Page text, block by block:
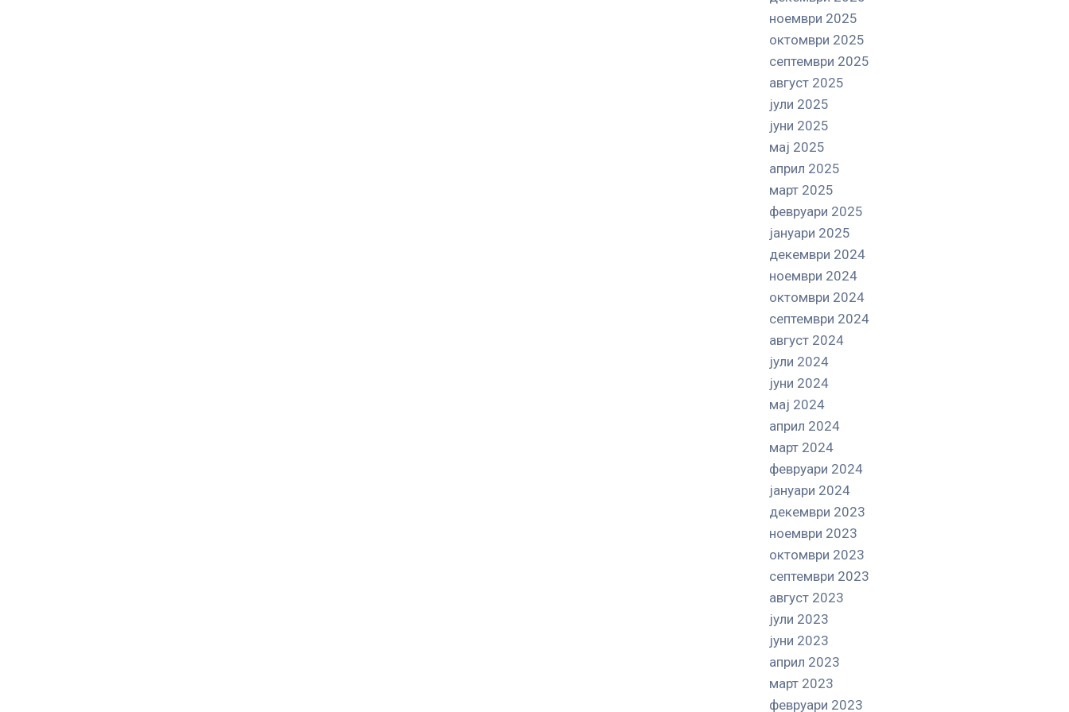
ноември 2025
октомври 2025
септември 2025
август 2025
јули 2025
јуни 2025
мај 2025
април 2025
март 2025
февруари 2025
јануари 2025
декември 2024
ноември 2024
октомври 2024
септември 2024
август 2024
јули 2024
јуни 2024
мај 2024
април 2024
март 2024
февруари 2024
јануари 2024
декември 2023
ноември 2023
октомври 2023
септември 2023
август 2023
јули 2023
јуни 2023
април 2023
март 2023
февруари 2023